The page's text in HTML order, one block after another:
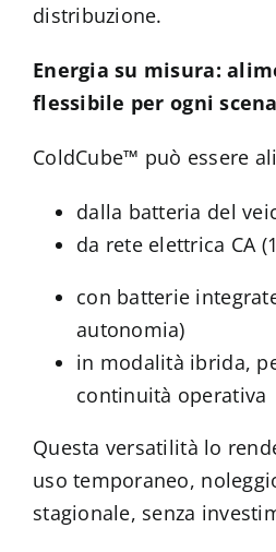
distribuzione.
Energia su misura:
flessibile per ogni
ColdCube™ può essere
dalla batteria del
da rete elettrica CA
con batterie
autonomia)
in modalità ibrida,
continuità operativa
Questa versatilità lo
uso temporaneo,
stagionale, senza